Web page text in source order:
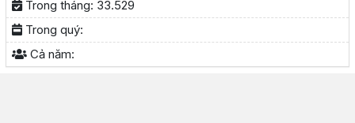
Trong tháng: 33.529
Trong quý:
Cả năm: